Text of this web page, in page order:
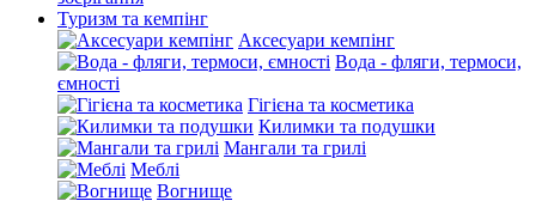
Туризм та кемпінг
Аксесуари кемпінг
Вода - фляги, термоси,
ємності
Гігієна та косметика
Килимки та подушки
Мангали та грилі
Меблі
Вогнище